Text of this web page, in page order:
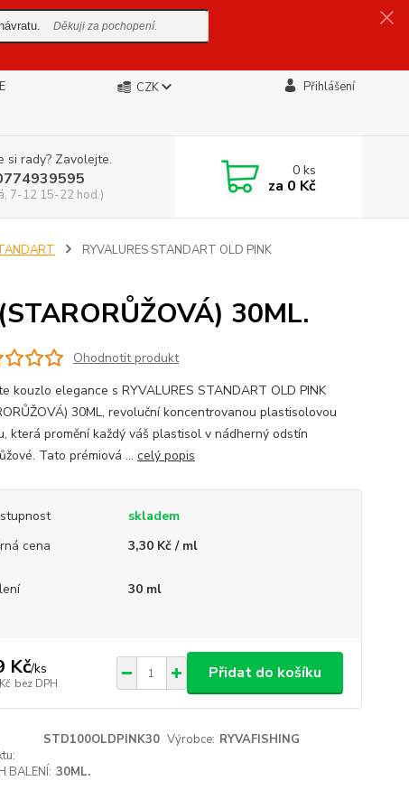
Děkuji za pochopení.
CZK Přihlášení
si rady? Zavolejte.
7-12 15-22 hod.)
0ks
za 0 Kč
RYVALURES STANDART OLD PINK
30ML.
Ohodnotit produkt
kouzlo elegance s RYVALURES STANDART OLD PINK
30ML, revoluční koncentrovanou plastisolovou
která promění každý váš plastisol v nádherný odstín
Tato prémiová ... celý popis
skladem
cena
3,30 Kč / ml
30 ml
Kč/ks
bez DPH
Přidat do košíku
STD100OLDPINK30 Výrobce: RYVAFISHING
BALENÍ: 30ML.